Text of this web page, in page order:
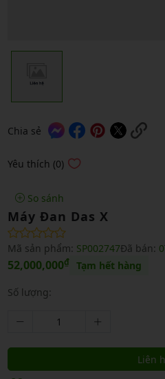
Chia sẻ
Yêu thích (0)
So sánh
Máy Đan Das X
Mã sản phẩm: SP002747Đã bán: 0
52,000,000₫ Tạm hết hàng
Số lượng:
Liên